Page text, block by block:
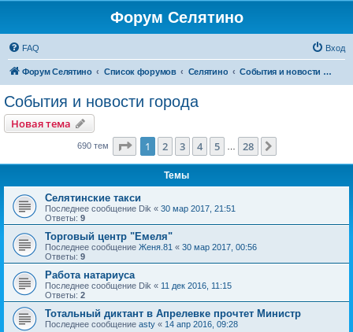
Форум Селятино
FAQ Вход
Форум Селятино Список форумов Селятино События и новости города
События и новости города
Новая тема
690 тем Страница из 28
1 2 3 4 5 28
Темы
Селятинские такси
Последнее сообщение Dik « 30 мар 2017, 21:51
Ответы: 9
Торговый центр "Емеля"
Последнее сообщение Женя.81 « 30 мар 2017, 00:56
Ответы: 9
Работа натариуса
Последнее сообщение Dik « 11 дек 2016, 11:15
Ответы: 2
Тотальный диктант в Апрелевке прочтет Министр
Последнее сообщение asty « 14 апр 2016, 09:28